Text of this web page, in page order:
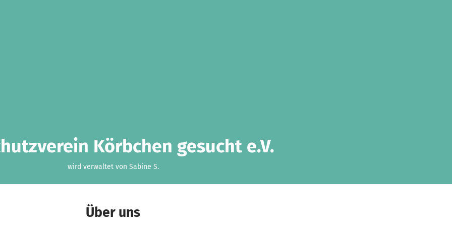
Körbchen gesucht e.V.
wird verwaltet von Sabine S.
Über uns